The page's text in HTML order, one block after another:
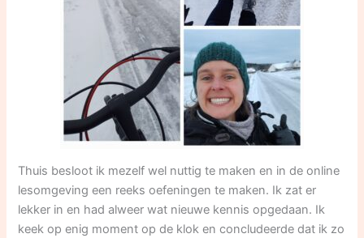
Thuis besloot ik mezelf wel nuttig te maken en in de online
lesomgeving een reeks oefeningen te maken. Ik zat er
lekker in en had alweer wat nieuwe kennis opgedaan. Ik
keek op enig moment op de klok en concludeerde dat ik zo